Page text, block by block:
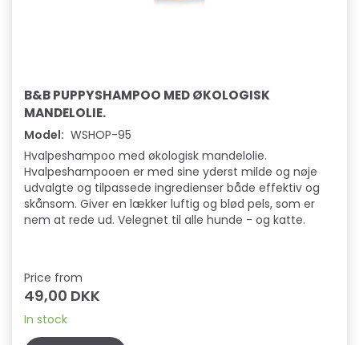
B&B PUPPYSHAMPOO MED ØKOLOGISK
MANDELOLIE.
Model: WSHOP-95
Hvalpeshampoo med økologisk mandelolie.
Hvalpeshampooen er med sine yderst milde og nøje
udvalgte og tilpassede ingredienser både effektiv og
skånsom. Giver en lækker luftig og blød pels, som er
nem at rede ud. Velegnet til alle hunde - og katte.
Price from
49,00 DKK
In stock